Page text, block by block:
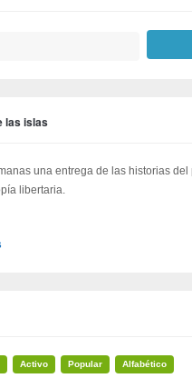
las islas
una entrega de las historias
libertaria.
Activo Popular Alfabético